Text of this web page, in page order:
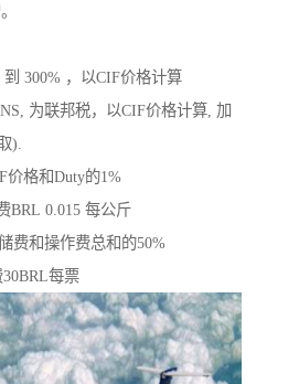
300% ，以CIF价格计算
为联邦税，以CIF价格计算, 加
).
价格和Duty的1%
BRL 0.015 每公斤
费和操作费总和的50%
30BRL每票